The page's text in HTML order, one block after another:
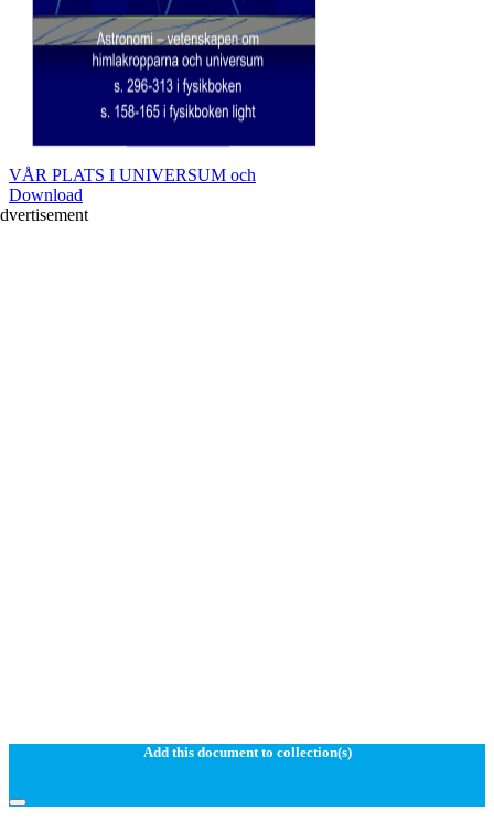
VÅR PLATS I UNIVERSUM och
Download
Add this document to collection(s)